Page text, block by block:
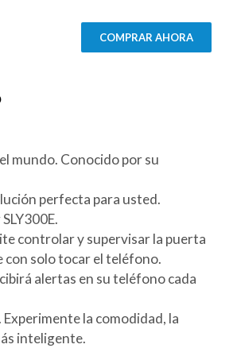
COMPRAR AHORA
mundo. Conocido por su
perfecta para usted.
controlar y supervisar la puerta
con solo tocar el teléfono.
alertas en su teléfono cada
la comodidad, la
inteligente.